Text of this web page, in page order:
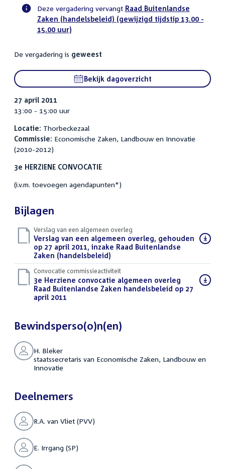
Voortgangsstatus
commissie
activiteit
Deze vergadering vervangt Raad Buitenlandse
Zaken (handelsbeleid) (gewijzigd tijdstip 13.00 -
15.00 uur)
De vergadering is geweest
Bekijk dagoverzicht
27 april 2011
13:00 - 15:00 uur
Locatie: Thorbeckezaal
Commissie: Economische Zaken, Landbouw en Innovatie
(2010-2012)
3e HERZIENE CONVOCATIE
(i.v.m. toevoegen agendapunten*)
Bijlagen
Verslag van een algemeen overleg
Download
bestand:
Verslag van een algemeen overleg, gehouden
op 27 april 2011, inzake Raad Buitenlandse
Zaken (handelsbeleid)
Convocatie commissieactiviteit
Download
bestand:
3e Herziene convocatie algemeen overleg
Raad Buitenlandse Zaken handelsbeleid op 27
april 2011
Bewindsperso(o)n(en)
H. Bleker
staatssecretaris van Economische Zaken, Landbouw en
Innovatie
Deelnemers
R.A. van Vliet (PVV)
E. Irrgang (SP)